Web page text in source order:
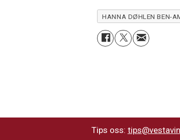
HANNA DØHLEN BEN-
Tips oss: